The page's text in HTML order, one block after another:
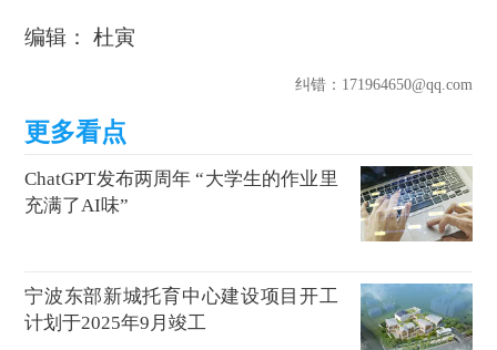
编辑： 杜寅
纠错：171964650@qq.com
ChatGPT发布两周年 “大学生的作业里
充满了AI味”
宁波东部新城托育中心建设项目开工
计划于2025年9月竣工